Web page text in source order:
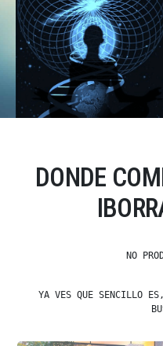
DONDE
NO
YA VES QUE SENCILLO